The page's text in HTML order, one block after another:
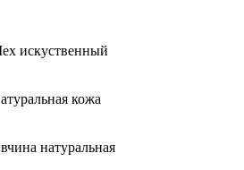
искуственный
кожа
натуральная